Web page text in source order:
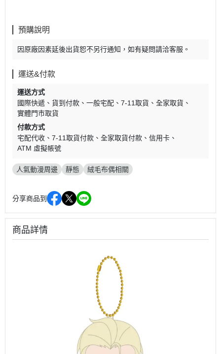
預購說明
因原廠因素延後出貨恕不另行通知，如有疑問請洽客服。
運送&付款
運送方式
國際快遞
貨到付款 一般宅配 7-11取貨
全家取貨
實體門市取貨
付款方式
宅配代收
7-11取貨付款 全家取貨付款
信用卡
ATM 虛擬帳號
人氣動漫周邊 靜態 絨毛布偶相關
分享商品到
商品詳情